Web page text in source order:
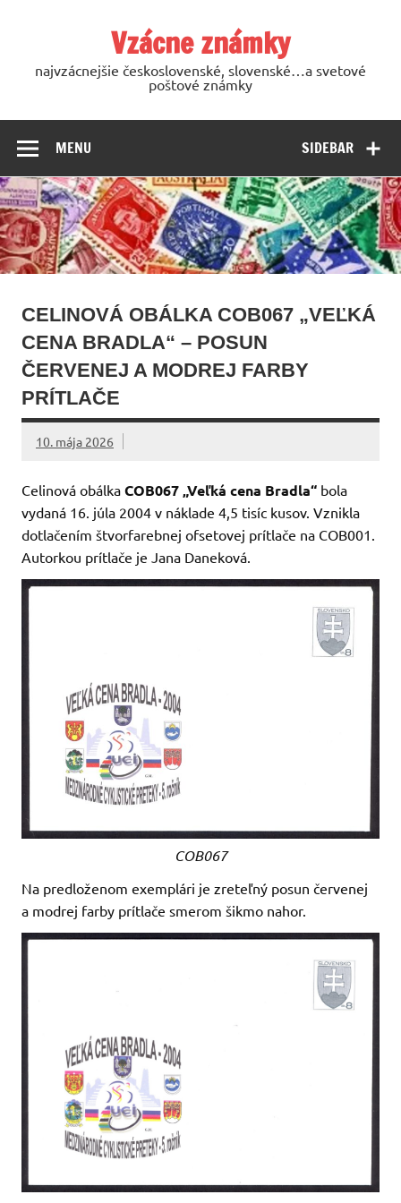
Vzácne známky
najvzácnejšie československé, slovenské…a svetové
poštové známky
SIDEBAR
MENU
CELINOVÁ OBÁLKA COB067 „VEĽKÁ
CENA BRADLA“ – POSUN
ČERVENEJ A MODREJ FARBY
PRÍTLAČE
10. mája 2026
Celinová obálka COB067 „Veľká cena Bradla“ bola
vydaná 16. júla 2004 v náklade 4,5 tisíc kusov. Vznikla
dotlačením štvorfarebnej ofsetovej prítlače na COB001.
Autorkou prítlače je Jana Daneková.
COB067
Na predloženom exemplári je zreteľný posun červenej
a modrej farby prítlače smerom šikmo nahor.